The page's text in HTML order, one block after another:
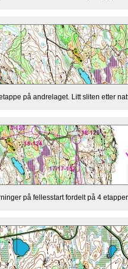
på andrelaget. Litt sliten etter
på fellesstart fordelt på 4